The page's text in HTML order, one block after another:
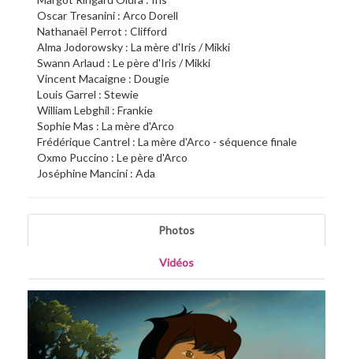
Oscar Tresanini : Arco Dorell
Nathanaël Perrot : Clifford
Alma Jodorowsky : La mère d'Iris / Mikki
Swann Arlaud : Le père d'Iris / Mikki
Vincent Macaigne : Dougie
Louis Garrel : Stewie
William Lebghil : Frankie
Sophie Mas : La mère d'Arco
Frédérique Cantrel : La mère d'Arco - séquence finale
Oxmo Puccino : Le père d'Arco
Joséphine Mancini : Ada
Photos
Vidéos